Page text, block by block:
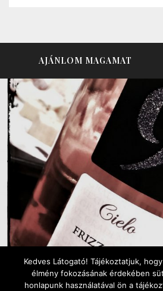
AJÁNLOM MAGAMAT
Kedves Látogató! Tájékoztatjuk,
élmény fokozásának érdekében
honlapunk használatával ön a